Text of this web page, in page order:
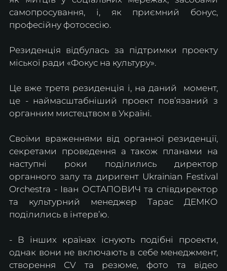
самопросування, і, як приємний бонус,
професійну фотосесію.
Резиденція відбулась за підтримки проекту
міської ради «Фокус на культуру».
Це вже третя резиденція і, на даний  момент,
це - наймасштабніший проект пов’язаний з
органним мистецтвом в Україні.
Своїми враженнями від органної резиденції,
секретами проведення а також планами на
наступні роки поділились директор
органного залу та диригент Ukrainian Festival
Orchestra - Іван ОСТАПОВИЧ та співдиректор
та культурний менеджер Тарас ДЕМКО
поділились в інтерв’ю.
- В інших країнах існують подібні проекти,
однак вони не включають в себе менеджмент,
створення СV та резюме, фото та відео